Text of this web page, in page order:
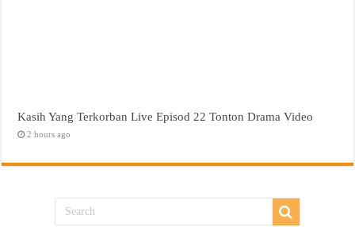
Kasih Yang Terkorban Live Episod 22 Tonton Drama Video
2 hours ago